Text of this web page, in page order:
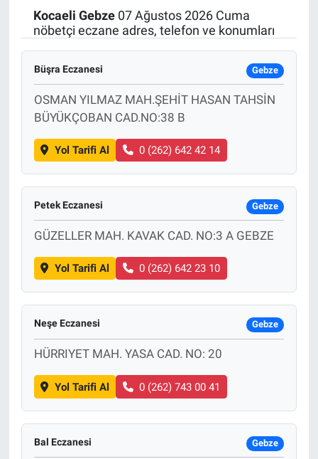
Kocaeli Gebze07 Ağustos 2026 Cuma
nöbetçi eczane adres, telefon ve konumları
Büşra Eczanesi Gebze
OSMAN YILMAZ MAH.ŞEHİT HASAN TAHSİN
BÜYÜKÇOBAN CAD.NO:38 B
Yol Tarifi Al 0 (262) 642 42 14
Petek Eczanesi Gebze
GÜZELLER MAH. KAVAK CAD. NO:3 A GEBZE
Yol Tarifi Al 0 (262) 642 23 10
Neşe Eczanesi Gebze
HÜRRIYET MAH. YASA CAD. NO: 20
Yol Tarifi Al 0 (262) 743 00 41
Bal Eczanesi Gebze
Politika
Bilecik
Kütahya
Genel
Çevre
Yerel
Magazin
Bilim ve Teknoloji